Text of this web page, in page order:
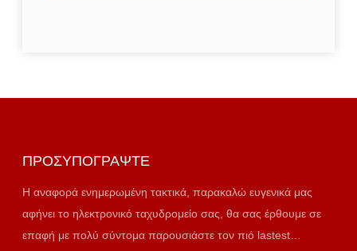
ΠΡΟΣΥΠΟΓΡΆΨΤΕ
Η αναφορά ενημερωμένη τακτικά, παρακαλώ ευγενικά μας
αφήνει το ηλεκτρονικό ταχυδρομείο σας, θα σας έρθουμε σε
επαφή με πολύ σύντομα παρουσιάστε τον πιό lastest